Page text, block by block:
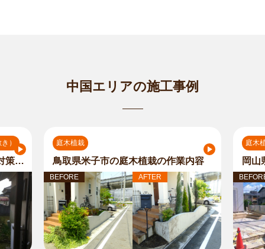
中国エリアの施工事例
）
鳥取県米子市の庭木剪定の雑草対策（防草シート・砂利敷き）の作業内容
庭木植栽
鳥取県米子市の庭木植栽の作業内容
BEFORE AFTER
庭木